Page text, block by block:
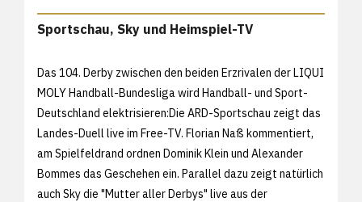
Sportschau, Sky und Heimspiel-TV
Das 104. Derby zwischen den beiden Erzrivalen der LIQUI
MOLY Handball-Bundesliga wird Handball- und Sport-
Deutschland elektrisieren:Die ARD-Sportschau zeigt das
Landes-Duell live im Free-TV. Florian Naß kommentiert,
am Spielfeldrand ordnen Dominik Klein und Alexander
Bommes das Geschehen ein. Parallel dazu zeigt natürlich
auch Sky die "Mutter aller Derbys" live aus der